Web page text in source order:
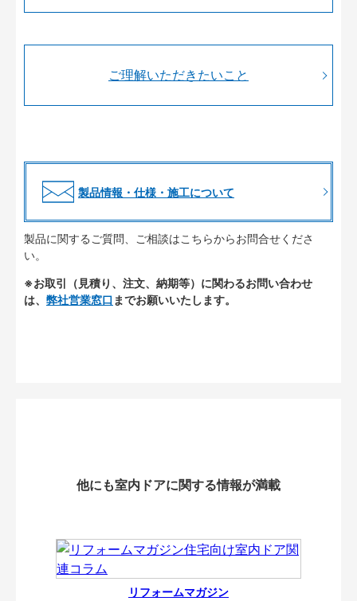
ご理解いただきたいこと
製品情報・仕様・施工について
製品に関するご質問、ご相談はこちらからお問合せくださ
い。
※お取引（見積り、注文、納期等）に関わるお問い合わせ
は、 弊社営業窓口 までお願いいたします。
他にも室内ドアに関する情報が満載
リフォームマガジン